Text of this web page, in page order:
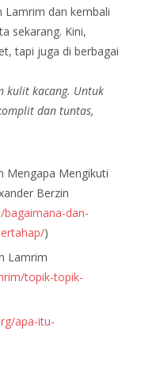
Lamrim dan kembali
sekarang. Kini,
tapi juga di berbagai
kulit kacang. Untuk
dan tuntas,
Mengapa Mengikuti
Berzin
dan-
)
Lamrim
topik-topik-
apa-itu-